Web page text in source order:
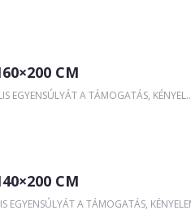
CM
EGYENSÚLYÁT A TÁMOGATÁS, KÉNYEL..
CM
A TÁMOGATÁS,